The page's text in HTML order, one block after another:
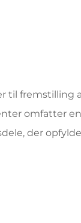
til fremstilling
omfatter
der